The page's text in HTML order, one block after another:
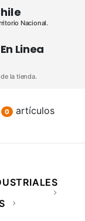
Nacional.
Linea
la tienda.
0 artículos